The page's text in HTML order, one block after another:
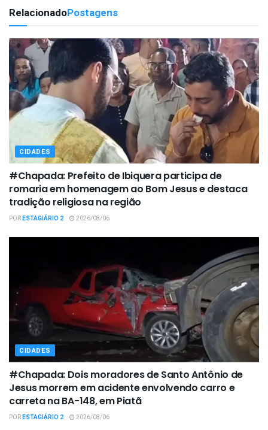
RelacionadoPostagens
CIDADES
#Chapada: Prefeito de Ibiquera participa de
romaria em homenagem ao Bom Jesus e destaca
tradição religiosa na região
PORESTAGIÁRIO 2 2026/08/06
CIDADES
#Chapada: Dois moradores de Santo Antônio de
Jesus morrem em acidente envolvendo carro e
carreta na BA-148, em Piatã
PORESTAGIÁRIO 2 2026/08/06